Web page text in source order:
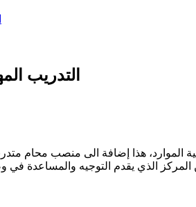
التدريب
الموارد، هذا إضافة الى منصب محام